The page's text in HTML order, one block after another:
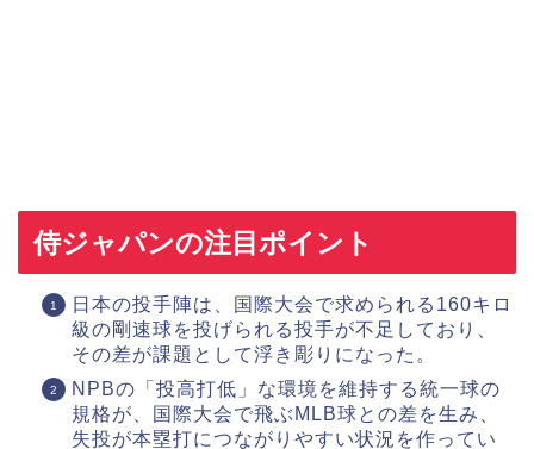
侍ジャパンの注目ポイント
日本の投手陣は、国際大会で求められる160キロ
級の剛速球を投げられる投手が不足しており、
その差が課題として浮き彫りになった。
NPBの「投高打低」な環境を維持する統一球の
規格が、国際大会で飛ぶMLB球との差を生み、
失投が本塁打につながりやすい状況を作ってい